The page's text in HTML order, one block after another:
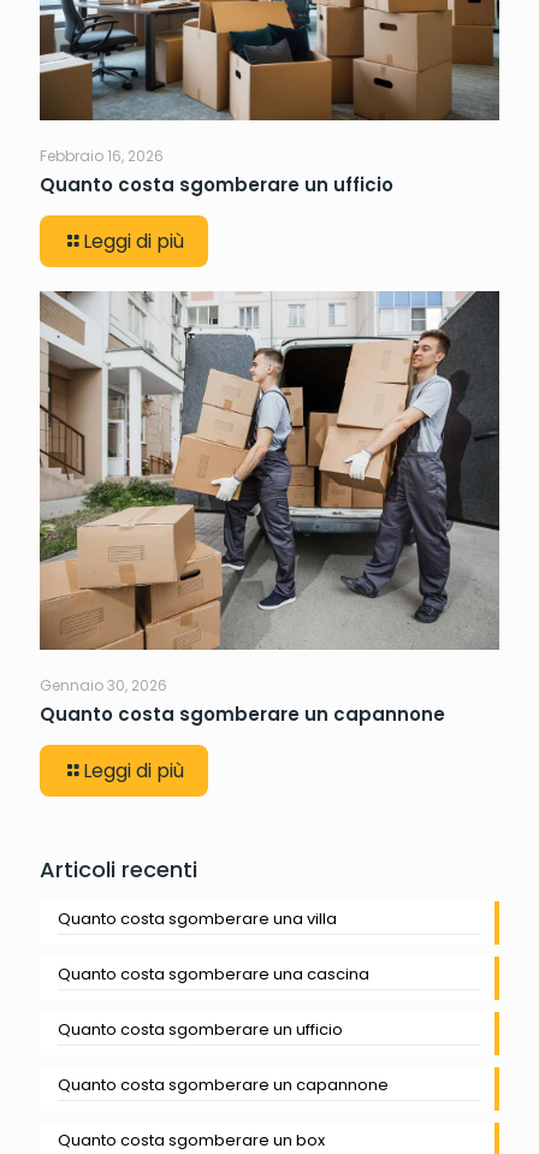
Febbraio 16, 2026
Quanto costa sgomberare un ufficio
Leggi di più
Gennaio 30, 2026
Quanto costa sgomberare un capannone
Leggi di più
Articoli recenti
Quanto costa sgomberare una villa
Quanto costa sgomberare una cascina
Quanto costa sgomberare un ufficio
Quanto costa sgomberare un capannone
Quanto costa sgomberare un box